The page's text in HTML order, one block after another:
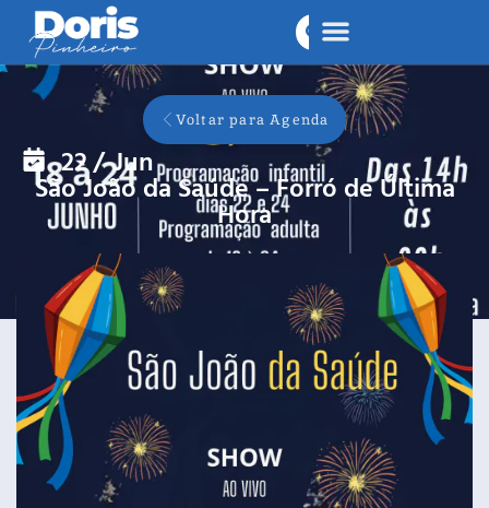
Voltar para Agenda
22/ Jun
São João da Saúde – Forró de Última
Hora